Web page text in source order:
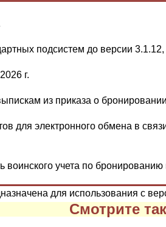
подсистем до версии 3.1.12,
г.
из приказа о
для электронного обмена в
воинского учета по
для использования с
Смотрите